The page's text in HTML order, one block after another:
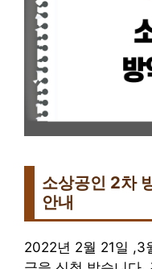
소상공인 2차
안내
2022년 2월 21일 ,3